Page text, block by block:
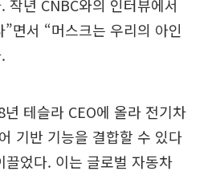
작년 CNBC와의 인터뷰에서
면서 “머스크는 우리의 아인
테슬라 CEO에 올라 전기차
기반 기능을 결합할 수 있다
었다. 이는 글로벌 자동차